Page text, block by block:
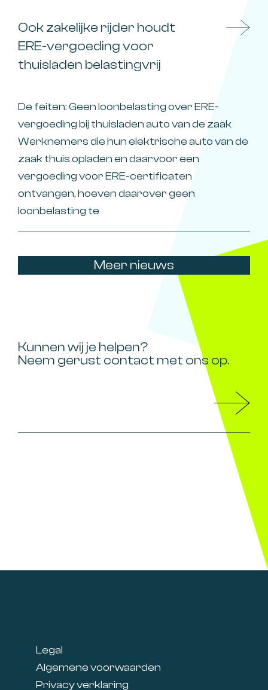
Ook zakelijke rijder houdt
ERE-vergoeding voor
thuisladen belastingvrij
De feiten: Geen loonbelasting over ERE-
vergoeding bij thuisladen auto van de zaak
Werknemers die hun elektrische auto van de
zaak thuis opladen en daarvoor een
vergoeding voor ERE-certificaten
ontvangen, hoeven daarover geen
loonbelasting te
Meer nieuws
Kunnen wij je helpen?
Neem gerust contact met ons op.
Legal
Algemene voorwaarden
Privacy verklaring